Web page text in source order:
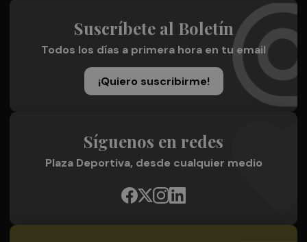
Suscríbete al Boletín
Todos los días a primera hora en tu email
¡Quiero suscribirme!
Síguenos en redes
Plaza Deportiva, desde cualquier medio